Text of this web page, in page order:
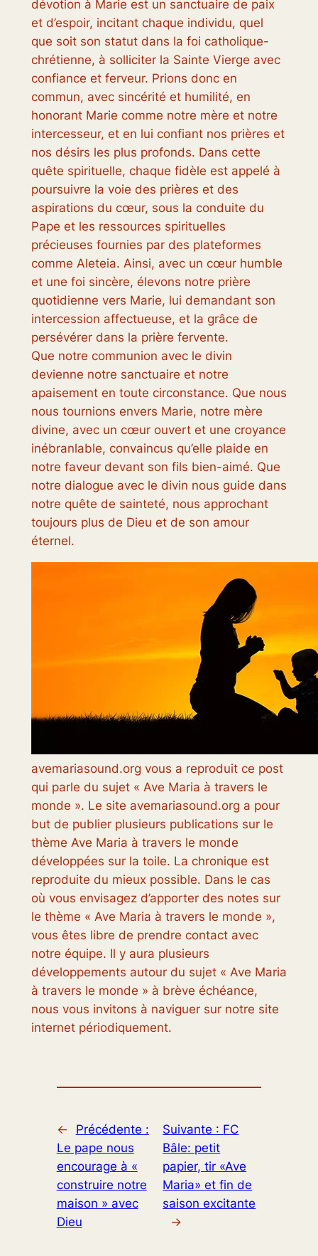
dévotion à Marie est un sanctuaire de paix
et d’espoir, incitant chaque individu, quel
que soit son statut dans la foi catholique-
chrétienne, à solliciter la Sainte Vierge avec
confiance et ferveur. Prions donc en
commun, avec sincérité et humilité, en
honorant Marie comme notre mère et notre
intercesseur, et en lui confiant nos prières et
nos désirs les plus profonds. Dans cette
quête spirituelle, chaque fidèle est appelé à
poursuivre la voie des prières et des
aspirations du cœur, sous la conduite du
Pape et les ressources spirituelles
précieuses fournies par des plateformes
comme Aleteia. Ainsi, avec un cœur humble
et une foi sincère, élevons notre prière
quotidienne vers Marie, lui demandant son
intercession affectueuse, et la grâce de
persévérer dans la prière fervente.
Que notre communion avec le divin
devienne notre sanctuaire et notre
apaisement en toute circonstance. Que nous
nous tournions envers Marie, notre mère
divine, avec un cœur ouvert et une croyance
inébranlable, convaincus qu’elle plaide en
notre faveur devant son fils bien-aimé. Que
notre dialogue avec le divin nous guide dans
notre quête de sainteté, nous approchant
toujours plus de Dieu et de son amour
éternel.
avemariasound.org vous a reproduit ce post
qui parle du sujet « Ave Maria à travers le
monde ». Le site avemariasound.org a pour
but de publier plusieurs publications sur le
thème Ave Maria à travers le monde
développées sur la toile. La chronique est
reproduite du mieux possible. Dans le cas
où vous envisagez d’apporter des notes sur
le thème « Ave Maria à travers le monde »,
vous êtes libre de prendre contact avec
notre équipe. Il y aura plusieurs
développements autour du sujet « Ave Maria
à travers le monde » à brève échéance,
nous vous invitons à naviguer sur notre site
internet périodiquement.
←
Précédente :
Le pape nous
encourage à «
construire notre
maison » avec
Dieu
Suivante : FC
Bâle: petit
papier, tir «Ave
Maria» et fin de
saison excitante
→